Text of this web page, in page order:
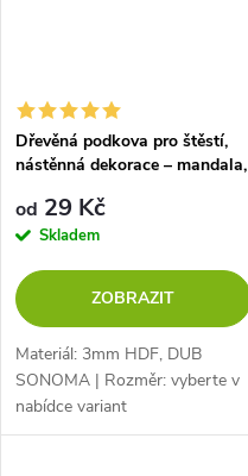
Dřevěná podkova pro štěstí,
nástěnná dekorace – mandala,
od 29 Kč
Skladem
ZOBRAZIT
Materiál: 3mm HDF, DUB
SONOMA | Rozměr: vyberte v
nabídce variant